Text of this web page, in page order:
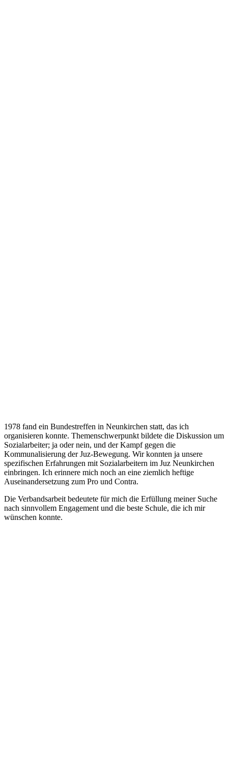
1978 fand ein Bundestreffen in Neunkirchen statt, das ich
organisieren konnte. Themenschwerpunkt bildete die Diskussion um
Sozialarbeiter; ja oder nein, und der Kampf gegen die
Kommunalisierung der Juz-Bewegung. Wir konnten ja unsere
spezifischen Erfahrungen mit Sozialarbeitern im Juz Neunkirchen
einbringen. Ich erinnere mich noch an eine ziemlich heftige
Auseinandersetzung zum Pro und Contra.
Die Verbandsarbeit bedeutete für mich die Erfüllung meiner Suche
nach sinnvollem Engagement und die beste Schule, die ich mir
wünschen konnte.